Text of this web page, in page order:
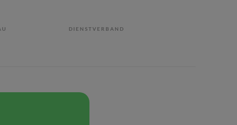
DIENSTVERBAND